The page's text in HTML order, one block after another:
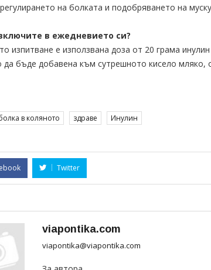
на болката и подобряването на
в ежедневието си?
изпитване е използвана доза от 20 грама
бъде добавена към сутрешното кисело мляко,
в коляното здраве Инулин
Twitter
viapontika.com
viapontika@viapontika.com